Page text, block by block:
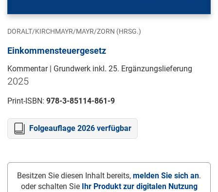
DORALT/KIRCHMAYR/MAYR/ZORN (HRSG.)
Einkommensteuergesetz
Kommentar | Grundwerk inkl. 25. Ergänzungslieferung
2025
Print-ISBN: 978-3-85114-861-9
Folgeauflage 2026 verfügbar
Besitzen Sie diesen Inhalt bereits, melden Sie sich an.
oder schalten Sie
Ihr Produkt zur digitalen Nutzung